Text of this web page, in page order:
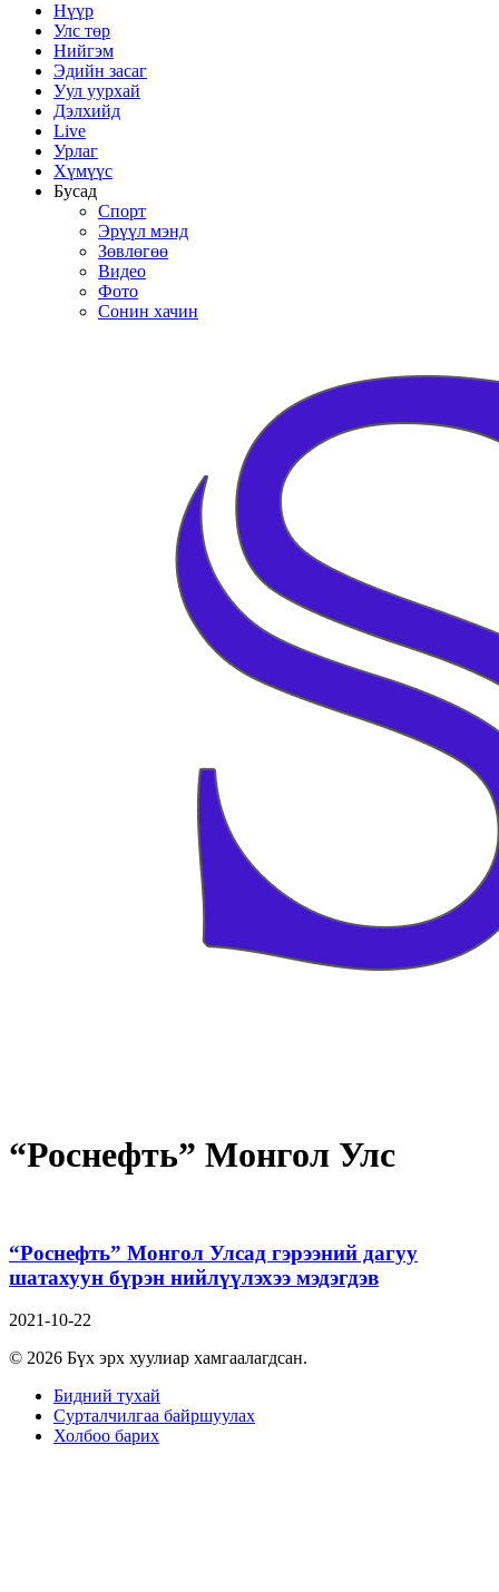
Нүүр
Улс төр
Нийгэм
Эдийн засаг
Уул уурхай
Дэлхийд
Live
Урлаг
Хүмүүс
Бусад
Спорт
Эрүүл мэнд
Зөвлөгөө
Видео
Фото
Сонин хачин
“Роснефть” Монгол Улс
“Роснефть” Монгол Улсад гэрээний дагуу
шатахуун бүрэн нийлүүлэхээ мэдэгдэв
2021-10-22
© 2026 Бүх эрх хуулиар хамгаалагдсан.
Бидний тухай
Сурталчилгаа байршуулах
Холбоо барих